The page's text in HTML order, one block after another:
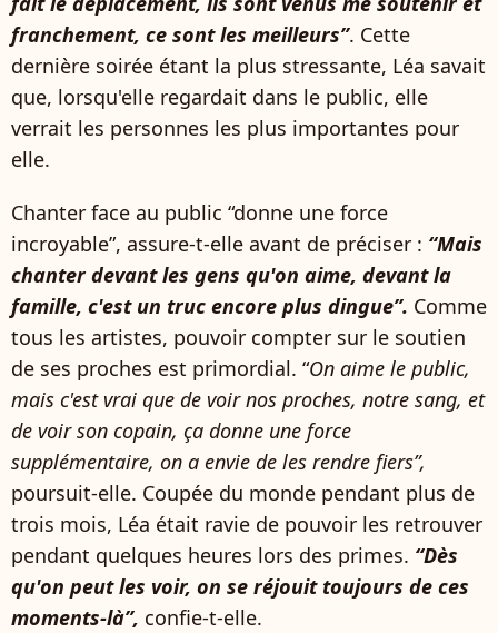
franchement, ce sont les meilleurs”. Cette
dernière soirée étant la plus stressante, Léa savait
que, lorsqu'elle regardait dans le public, elle
verrait les personnes les plus importantes pour
elle.
Chanter face au public “donne une force
incroyable”, assure-t-elle avant de préciser : “Mais
chanter devant les gens qu'on aime, devant la
famille, c'est un truc encore plus dingue”. Comme
tous les artistes, pouvoir compter sur le soutien
de ses proches est primordial. “On aime le public,
mais c'est vrai que de voir nos proches, notre sang, et
de voir son copain, ça donne une force
supplémentaire, on a envie de les rendre fiers”,
poursuit-elle. Coupée du monde pendant plus de
trois mois, Léa était ravie de pouvoir les retrouver
pendant quelques heures lors des primes. “Dès
qu'on peut les voir, on se réjouit toujours de ces
moments-là”, confie-t-elle.